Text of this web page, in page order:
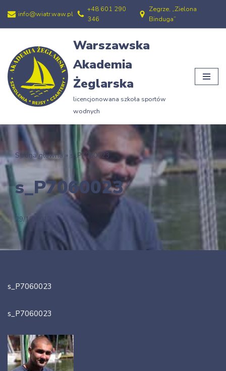
Przejdź
treści
info@wiatr.waw.pl
+48 601 290
346
Zegrze, „Zielona
Binduga”
Warszawska
Akademia
Żeglarska
licencjonowana szkoła sportów
wodnych
Strona główna » s_P7060023
s_P7060023
29/12/2012
s_P7060023
s_P7060023